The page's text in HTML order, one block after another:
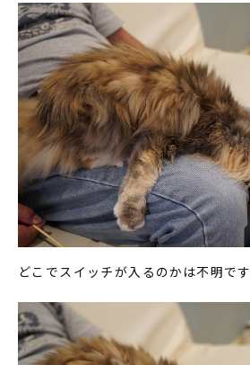
どこでスイッチが入るのかは不明です